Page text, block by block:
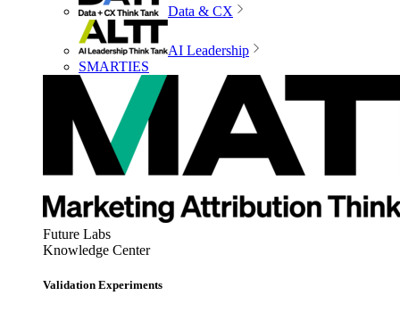
Data & CX
AI Leadership
SMARTIES
Future Labs
Knowledge Center
Validation Experiments